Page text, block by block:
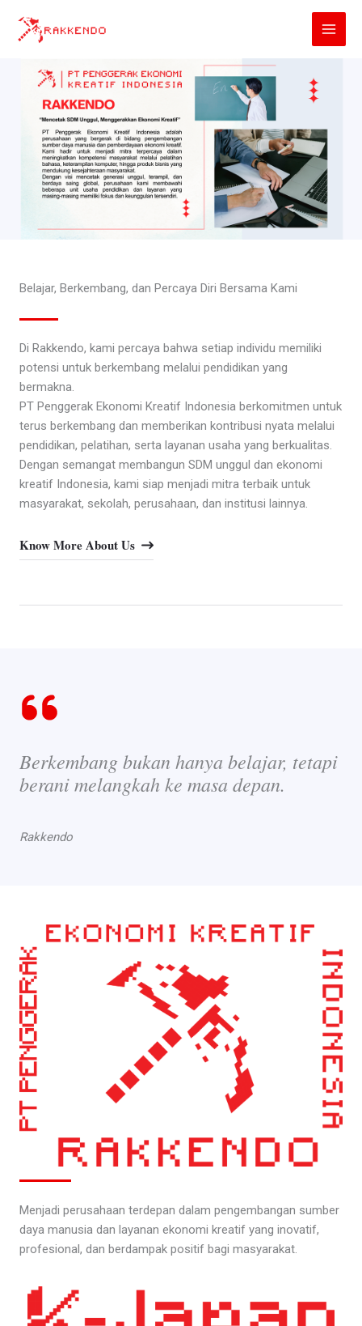
Belajar, Berkembang, dan Percaya Diri Bersama Kami
Di Rakkendo, kami percaya bahwa setiap individu memiliki
potensi untuk berkembang melalui pendidikan yang
bermakna.
PT Penggerak Ekonomi Kreatif Indonesia berkomitmen untuk
terus berkembang dan memberikan kontribusi nyata melalui
pendidikan, pelatihan, serta layanan usaha yang berkualitas.
Dengan semangat membangun SDM unggul dan ekonomi
kreatif Indonesia, kami siap menjadi mitra terbaik untuk
masyarakat, sekolah, perusahaan, dan institusi lainnya.
Know More About Us
Berkembang bukan hanya belajar, tetapi
berani melangkah ke masa depan.
Rakkendo
Menjadi perusahaan terdepan dalam pengembangan sumber
daya manusia dan layanan ekonomi kreatif yang inovatif,
profesional, dan berdampak positif bagi masyarakat.